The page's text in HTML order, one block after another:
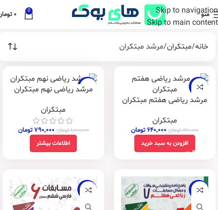
Skip to navigation
Skip to main content
منو 0 ۰
خانه مبتکران مرشد مبتکران
-21%
مرشد ریاضی هفتم مبتکران
مبتکران
۸۱۰,۰۰۰تومان ۶۴۰,۰۰۰ تومان
افزودن به سبد خرید
-21%
مرشد ریاضی نهم مبتکران
مبتکران
۱,۰۰۰,۰۰۰تومان ۷۹۰,۰۰۰ تومان
اطلاعات بیشتر
-21%
-20%